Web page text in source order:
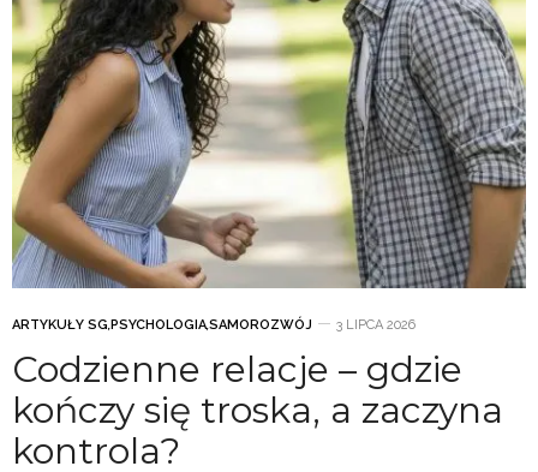
ARTYKUŁY SG,PSYCHOLOGIA,SAMOROZWÓJ 3 LIPCA 2026
Codzienne relacje – gdzie
kończy się troska, a zaczyna
kontrola?